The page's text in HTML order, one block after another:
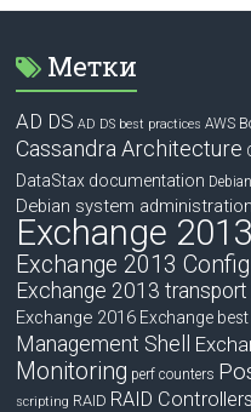
Метки
AD DS AD DS best practices AWS
Cassandra Architecture
DataStax documentation
Debian system administration
Exchange 2013
Exchange 2013
Exchange 2013 transport
Exchange 2016 Exchange
Management Shell
Monitoring perf counters
scripting RAID RAID Controllers